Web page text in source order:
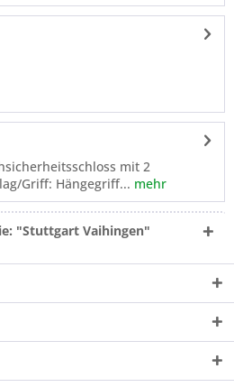
mit 2
Griff: Hängegriff... mehr
"Stuttgart Vaihingen"